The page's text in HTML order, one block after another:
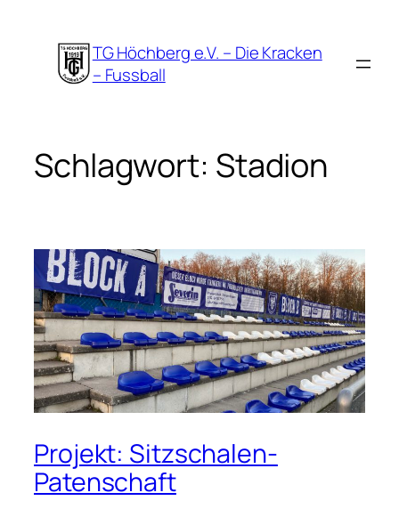
springen
TG Höchberg e.V. – Die Kracken
– Fussball
Schlagwort: Stadion
Projekt: Sitzschalen-
Patenschaft